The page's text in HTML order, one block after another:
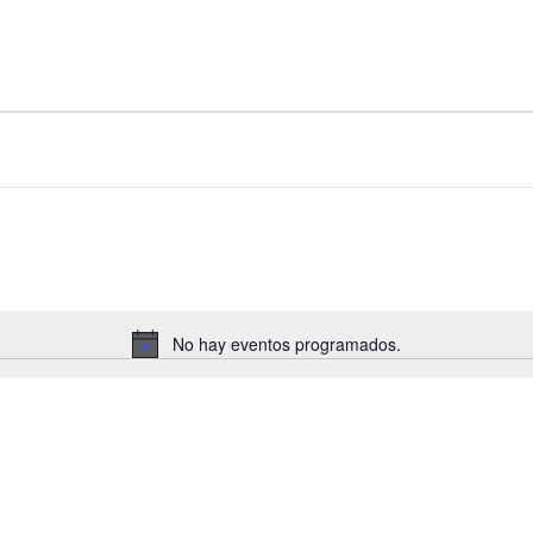
Aviso
No hay eventos programados.